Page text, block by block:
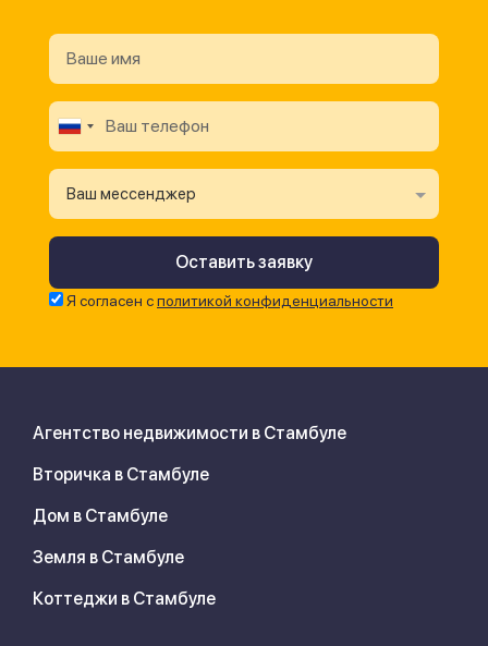
Ваш мессенджер
Я согласен сполитикой конфиденциальности
Агентство недвижимости в Стамбуле
Вторичка в Стамбуле
Дом в Стамбуле
Земля в Стамбуле
Коттеджи в Стамбуле